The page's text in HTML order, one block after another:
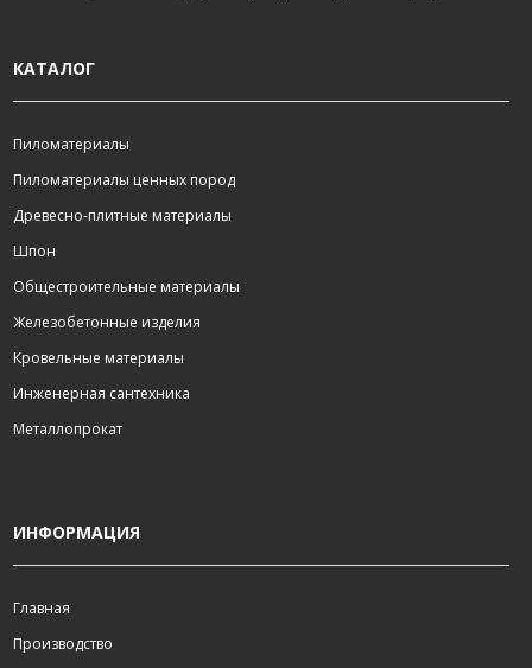
КАТАЛОГ
Пиломатериалы
Пиломатериалы ценных пород
Древесно-плитные материалы
Шпон
Общестроительные материалы
Железобетонные изделия
Кровельные материалы
Инженерная сантехника
Металлопрокат
ИНФОРМАЦИЯ
Главная
Производство